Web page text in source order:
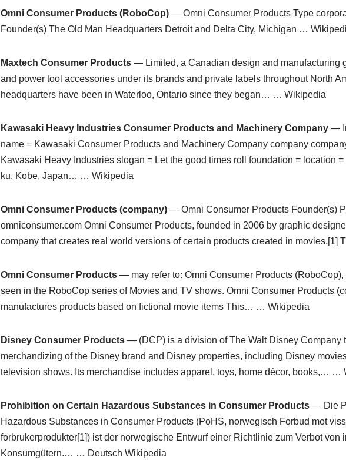
Omni Consumer Products (RoboCop)— Omni Consumer Products Type
Founder(s) The Old Man Headquarters Detroit and Delta City, Michigan …
Maxtech Consumer Products— Limited, a Canadian design and manufacturing
and power tool accessories under its brands and private labels throughout North
headquarters have been in Waterloo, Ontario since they began… … Wikipedia
Kawasaki Heavy Industries Consumer Products and Machinery Company—
name = Kawasaki Consumer Products and Machinery Company company
Kawasaki Heavy Industries slogan = Let the good times roll foundation = location
ku, Kobe, Japan… … Wikipedia
Omni Consumer Products (company)— Omni Consumer Products Founder(s)
omniconsumer.com Omni Consumer Products, founded in 2006 by graphic
company that creates real world versions of certain products created in
Omni Consumer Products— may refer to: Omni Consumer Products (RoboCop),
seen in the RoboCop series of Movies and TV shows. Omni Consumer Products
manufactures products based on fictional movie items This… … Wikipedia
Disney Consumer Products— (DCP) is a division of The Walt Disney Company
merchandizing of the Disney brand and Disney properties, including Disney
television shows. Its merchandise includes apparel, toys, home décor, books,… …
Prohibition on Certain Hazardous Substances in Consumer Products— Die
Hazardous Substances in Consumer Products (PoHS, norwegisch Forbud mot
forbrukerprodukter[1]) ist der norwegische Entwurf einer Richtlinie zum Verbot von
Konsumgütern.… … Deutsch Wikipedia